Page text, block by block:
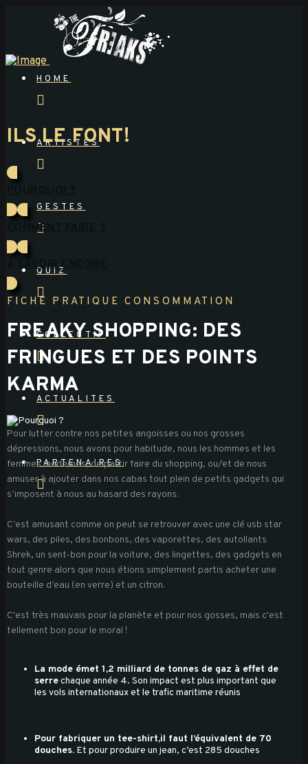
HOME
ARTISTES
GESTES
QUIZ
COLLECTIF
ACTUALITES
PARTENAIRES
ILS LE FONT!
COMMENT FAIRE ?
À SAVOIR ENCORE
FICHE PRATIQUE CONSOMMATION
FREAKY SHOPPING: DES
FRINGUES ET DES POINTS
KARMA
Pour lutter contre nos petites angoisses ou nos grosses
dépressions, nous avons pour habitude, nous les hommes et les
femmes modernes, de partir faire du shopping, ou/et de nous
amuser à ajouter dans nos cabas tout plein de petits gadgets qui
s’imposent à nous au hasard des rayons.
C’est amusant comme on peut se retrouver avec une clé usb star
wars, des piles, des bonbons, des vaporettes, des autollants
Shrek, un sent-bon pour la voiture, des lingettes, des gadgets en
tout genre alors que nous étions simplement partis acheter une
bouteille d’eau (en verre) et un citron.
C'est très mauvais pour la planète et pour nos gosses, mais c'est
tellement bon pour le moral !
La mode émet 1,2 milliard de tonnes de gaz à effet de
serrechaque année 4. Son impact est plus important que
les vols internationaux et le trafic maritime réunis
Pour fabriquer un tee-shirt,il faut l’équivalent de 70
douches. Et pour produire un jean, c’est 285 douches